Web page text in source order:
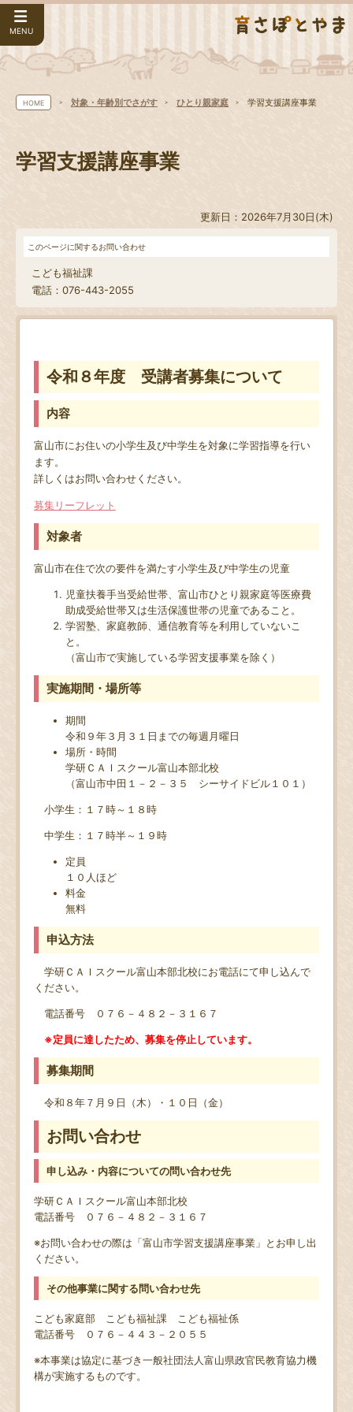
MENU
HOME 対象・年齢別でさがす ひとり親家庭 学習支援講座事業
学習支援講座事業
更新日：2026年7月30日(木)
このページに関するお問い合わせ
こども福祉課
電話：076-443-2055
令和８年度 受講者募集について
内容
富山市にお住いの小学生及び中学生を対象に学習指導を行い
ます。
詳しくはお問い合わせください。
募集リーフレット
対象者
富山市在住で次の要件を満たす小学生及び中学生の児童
児童扶養手当受給世帯、富山市ひとり親家庭等医療費
助成受給世帯又は生活保護世帯の児童であること。
学習塾、家庭教師、通信教育等を利用していないこ
と。
（富山市で実施している学習支援事業を除く）
実施期間・場所等
期間
令和９年３月３１日までの毎週月曜日
場所・時間
学研ＣＡＩスクール富山本部北校
（富山市中田１－２－３５ シーサイドビル１０１）
小学生：１７時～１８時
中学生：１７時半～１９時
定員
１０人ほど
料金
無料
申込方法
学研ＣＡＩスクール富山本部北校にお電話にて申し込んで
ください。
電話番号 ０７６－４８２－３１６７
※定員に達したため、募集を停止しています。
募集期間
令和８年７月９日（木）・１０日（金）
お問い合わせ
申し込み・内容についての問い合わせ先
学研ＣＡＩスクール富山本部北校
電話番号 ０７６－４８２－３１６７
※お問い合わせの際は「富山市学習支援講座事業」とお申し出
ください。
その他事業に関する問い合わせ先
こども家庭部 こども福祉課 こども福祉係
電話番号 ０７６－４４３－２０５５
※本事業は協定に基づき一般社団法人富山県政官民教育協力機
構が実施するものです。